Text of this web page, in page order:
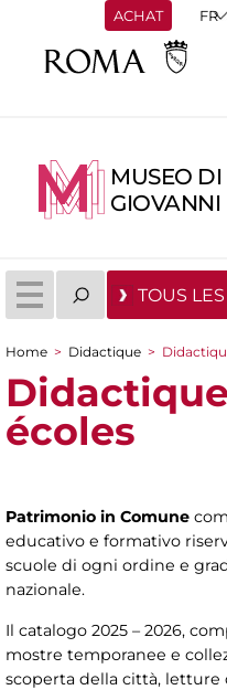
ACHAT
MUSEO
TOUS
You are here
Home > Didactique >
écoles
Patrimonio in Comune
educativo e formativo
scuole di ogni ordine e
nazionale.
Il catalogo 2025 – 2026,
mostre temporanee e
scoperta della città, letture